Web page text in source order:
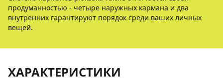
продуманностью - четыре наружных кармана и два
внутренних гарантируют порядок среди ваших личных
вещей.
ХАРАКТЕРИСТИКИ